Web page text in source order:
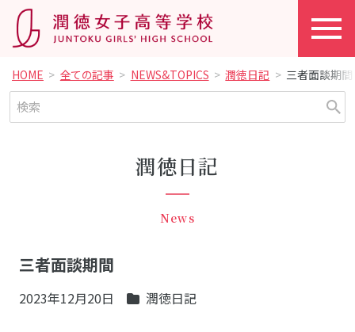
HOME 全ての記事 NEWS&TOPICS 潤徳日記 三者面談期間
潤徳日記
News
三者面談期間
2023年12月20日 潤徳日記